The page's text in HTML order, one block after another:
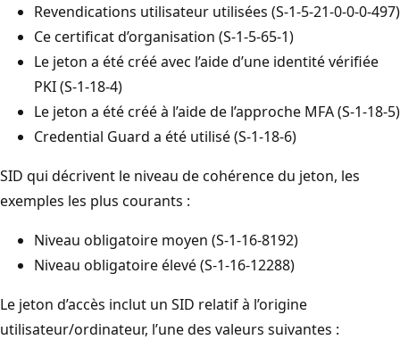
Revendications utilisateur utilisées (S-1-5-21-0-0-0-497)
Ce certificat d’organisation (S-1-5-65-1)
Le jeton a été créé avec l’aide d’une identité vérifiée
PKI (S-1-18-4)
Le jeton a été créé à l’aide de l’approche MFA (S-1-18-5)
Credential Guard a été utilisé (S-1-18-6)
SID qui décrivent le niveau de cohérence du jeton, les
exemples les plus courants :
Niveau obligatoire moyen (S-1-16-8192)
Niveau obligatoire élevé (S-1-16-12288)
Le jeton d’accès inclut un SID relatif à l’origine
utilisateur/ordinateur, l’une des valeurs suivantes :